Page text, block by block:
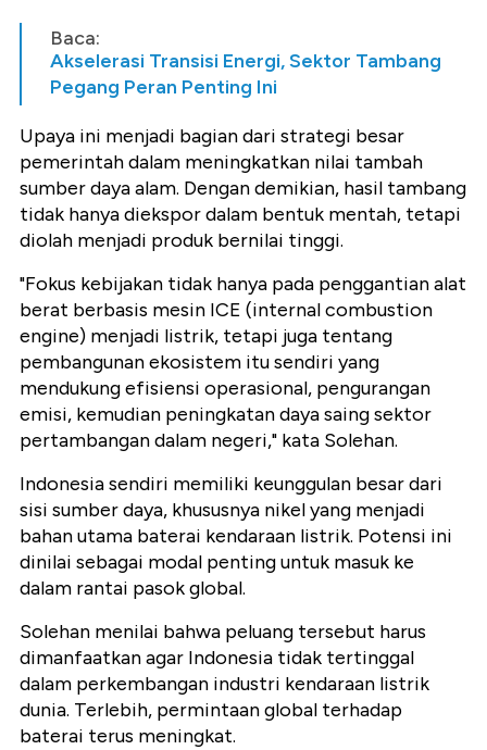
Baca:
Akselerasi Transisi Energi, Sektor Tambang
Pegang Peran Penting Ini
Upaya ini menjadi bagian dari strategi besar
pemerintah dalam meningkatkan nilai tambah
sumber daya alam. Dengan demikian, hasil tambang
tidak hanya diekspor dalam bentuk mentah, tetapi
diolah menjadi produk bernilai tinggi.
"Fokus kebijakan tidak hanya pada penggantian alat
berat berbasis mesin ICE (internal combustion
engine) menjadi listrik, tetapi juga tentang
pembangunan ekosistem itu sendiri yang
mendukung efisiensi operasional, pengurangan
emisi, kemudian peningkatan daya saing sektor
pertambangan dalam negeri," kata Solehan.
Indonesia sendiri memiliki keunggulan besar dari
sisi sumber daya, khususnya nikel yang menjadi
bahan utama baterai kendaraan listrik. Potensi ini
dinilai sebagai modal penting untuk masuk ke
dalam rantai pasok global.
Solehan menilai bahwa peluang tersebut harus
dimanfaatkan agar Indonesia tidak tertinggal
dalam perkembangan industri kendaraan listrik
dunia. Terlebih, permintaan global terhadap
baterai terus meningkat.